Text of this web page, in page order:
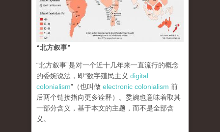
“北方叙事”
“北方叙事”是对一个近十几年来一直流行的概念
的委婉说法，即“数字殖民主义 digital
colonialism”（也叫做 electronic colonialism 前
后两个链接指向更多诠释）。委婉也意味着取其
一部分含义，基于本文的主题，而不是全部含
义。